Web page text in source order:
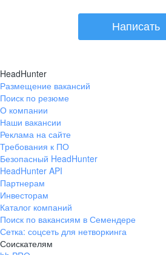
Написать
HeadHunter
Размещение вакансий
Поиск по резюме
О компании
Наши вакансии
Реклама на сайте
Требования к ПО
Безопасный HeadHunter
HeadHunter API
Партнерам
Инвесторам
Каталог компаний
Поиск по вакансиям в Семендере
Сетка: соцсеть для нетворкинга
Соискателям